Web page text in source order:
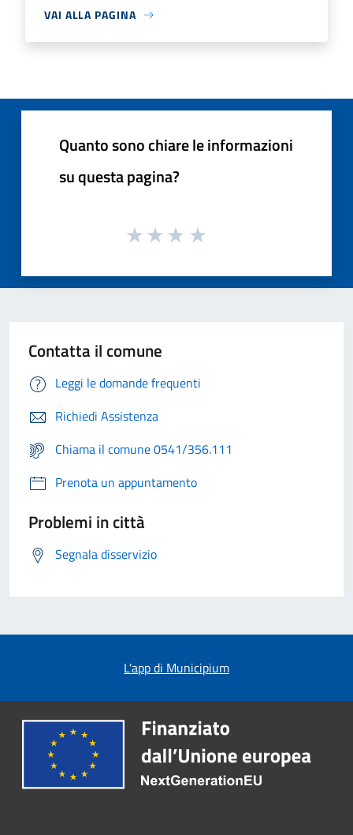
VAI ALLA PAGINA
Quanto sono chiare le informazioni
su questa pagina?
Contatta il comune
Leggi le domande frequenti
Richiedi Assistenza
Chiama il comune 0541/356.111
Prenota un appuntamento
Problemi in città
Segnala disservizio
L'app di Municipium